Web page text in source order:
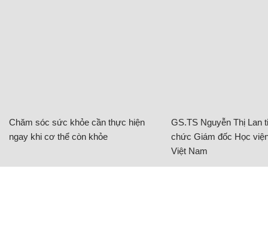
Chăm sóc sức khỏe cần thực hiện
ngay khi cơ thể còn khỏe
GS.TS Nguyễn Thị Lan
chức Giám đốc Học
Việt Nam